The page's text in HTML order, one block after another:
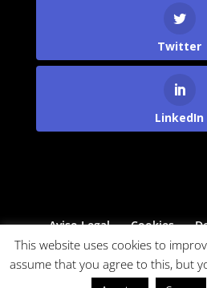
Twitter
LinkedIn
Aviso Legal Cookies
Protección de
This website uses cookies to
assume that you agree to this, but